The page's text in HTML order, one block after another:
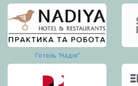
Готель “Надія”